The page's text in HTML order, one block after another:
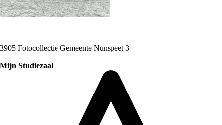
3905 Fotocollectie Gemeente Nunspeet 3
Mijn Studiezaal